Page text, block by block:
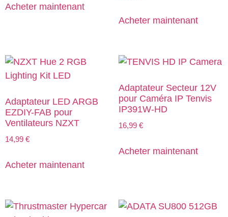
Acheter maintenant
Acheter maintenant
Adaptateur LED ARGB
EZDIY-FAB pour
Ventilateurs NZXT
14,99 €
Acheter maintenant
Adaptateur Secteur 12V
pour Caméra IP Tenvis
IP391W-HD
16,99 €
Acheter maintenant